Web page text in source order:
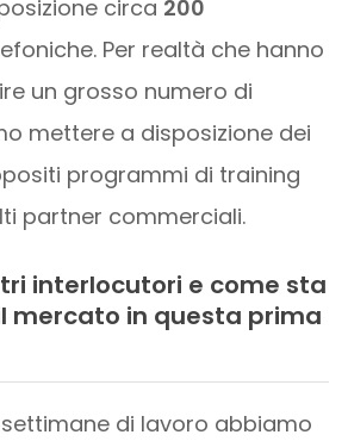
circa 200
Per realtà che hanno
un grosso numero di
mettere a disposizione dei
programmi di training
partner commerciali.
interlocutori e come sta
mercato in questa prima
di lavoro abbiamo